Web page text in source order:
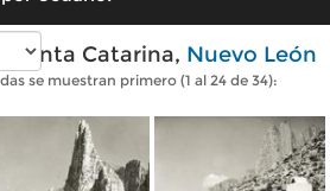
Santa Catarina, Nuevo León
se muestran primero (1 al 24 de 34):